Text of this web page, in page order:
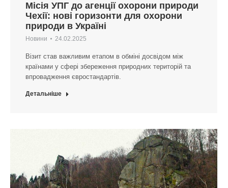
Місія УПГ до агенції охорони природи
Чехії: нові горизонти для охорони
природи в Україні
Новини 24.02.2025
Візит став важливим етапом в обміні досвідом між
країнами у сфері збереження природних територій та
впровадження євростандартів.
Детальніше